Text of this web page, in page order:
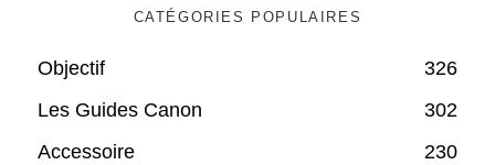
CATÉGORIES POPULAIRES
Objectif
326
Les Guides Canon
302
Accessoire
230